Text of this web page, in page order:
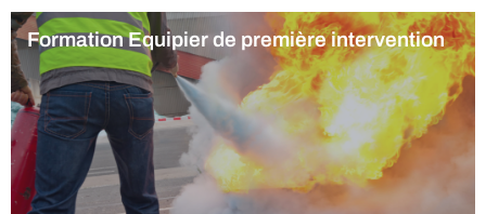
Formation Equipier de première intervention